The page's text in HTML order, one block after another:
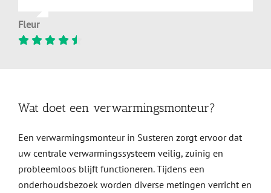
Fleur
Wat doet een verwarmingsmonteur?
Een verwarmingsmonteur in Susteren zorgt ervoor dat
uw centrale verwarmingssysteem veilig, zuinig en
probleemloos blijft functioneren. Tijdens een
onderhoudsbezoek worden diverse metingen verricht en